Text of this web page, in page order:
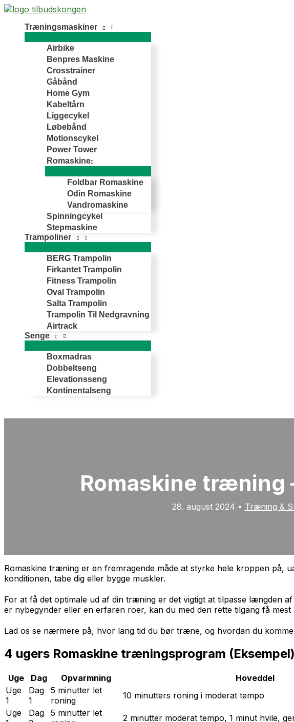
Gå
indholdetTræningsmaskiner
Airbike
Benpres Maskine
Crosstrainer
Gåbånd
Home Gym
Kabeltårn
Liggecykel
Løbebånd
Motionscykel
Power Tower
Romaskine
Foldbar Romaskine
Odin Romaskine
Vandromaskine
Spinningcykel
Stepmaskine
Trampoliner
BERG Trampolin
Firkantet Trampolin
Fitness Trampolin
Oval Trampolin
Salta Trampolin
Trampolin Til Nedgravning
Airtrack
Senge
Boxmadras
Dobbeltseng
Elevationsseng
Kontinentalseng
Romaskine træning
28. august 2024 • Træning &
Romaskine træning er en fremragende måde at styrke hele kroppen på,
konditionen, tabe dig eller bygge muskler.
For at få det optimale ud af din træning er det vigtigt at tilpasse længden
er nybegynder eller en erfaren roer, kan du med den rette tilgang få
Lad os se nærmere på, hvor lang tid du bør træne, og hvordan du
4 ugers Romaskine træningsprogram (Eksempel)
Uge Dag Opvarmning Hoveddel
Uge
1
Dag
1
5 minutter let
roning
10 minutters roning i moderat tempo
Uge
Dag
5 minutter let
2 minutter moderat tempo, 1 minut hvile,